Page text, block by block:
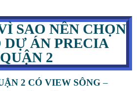
SAO NÊN CHỌN
DỰ ÁN PRECIA
QUẬN 2
2 CÓ VIEW SÔNG–